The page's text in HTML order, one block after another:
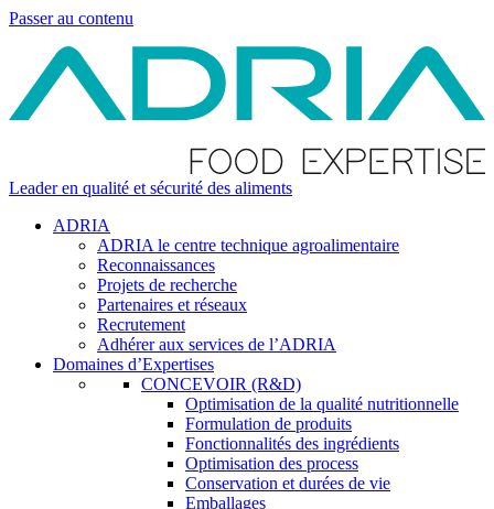
Passer au contenu
Leader en qualité et sécurité des aliments
ADRIA
ADRIA le centre technique agroalimentaire
Reconnaissances
Projets de recherche
Partenaires et réseaux
Recrutement
Adhérer aux services de l’ADRIA
Domaines d’Expertises
CONCEVOIR (R&D)
Optimisation de la qualité nutritionnelle
Formulation de produits
Fonctionnalités des ingrédients
Optimisation des process
Conservation et durées de vie
Emballages